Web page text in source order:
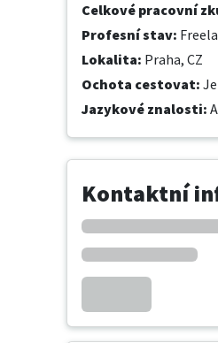
Celkové pracovní
Profesní stav:
Lokalita: Praha, CZ
Ochota cestovat:
Jazykové znalosti:
Kontaktní